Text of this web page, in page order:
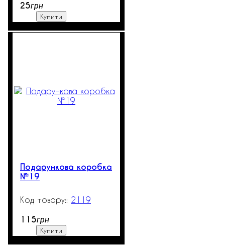
25грн
Купити
Подарункова коробка
№19
2119
115грн
Купити